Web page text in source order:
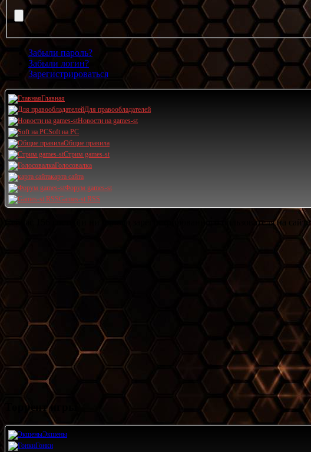
Забыли пароль?
Забыли логин?
Зарегистрироваться
Главная
Для правообладателей
Новости на games-st
Soft на PC
Общие правила
Стрим games-st
Голосовалка
карта сайта
Форум games-st
Games-st RSS
Сейчас 156 гостей и ни одного зарегистрированного пользователя на сайте
Торрент игры
Экшены
Гонки